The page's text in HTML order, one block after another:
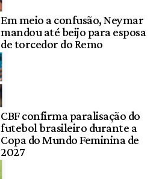
Em meio a confusão, Neymar
mandou até beijo para esposa
de torcedor do Remo
CBF confirma paralisação do
futebol brasileiro durante a
Copa do Mundo Feminina de
2027